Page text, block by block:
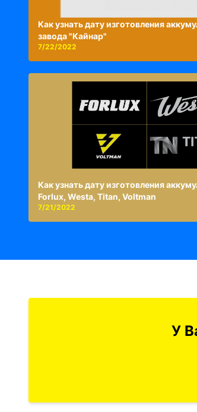
Как узнать дату изготовления
завода "Кайнар"
7/22/2022
Как узнать дату изготовления
Forlux, Westa, Titan, Voltman
7/21/2022
У